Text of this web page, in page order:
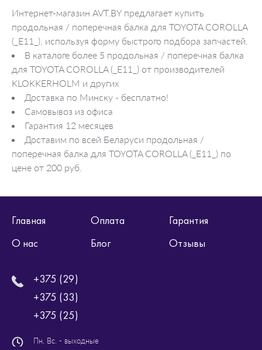
Интернет-магазин AVT.BY предлагает купить
продольная / поперечная балка для TOYOTA COROLLA
(_E11_), используя форму быстрого подбора запчастей.
В каталоге более 5 продольная / поперечная балка
для TOYOTA COROLLA (_E11_) от производителей
KLOKKERHOLM и других
Доставка по Минску - бесплатно!
Самовывоз из офиса
Гарантия 12 месяцев
Доставим по всей Беларуси продольная /
поперечная балка для TOYOTA COROLLA (_E11_) по
цене от 200 руб.
Главная Оплата
Гарантия
О нас
Блог Отзывы
+375 (29)
+375 (33)
+375 (25)
Пн. Вс. - выходные